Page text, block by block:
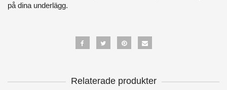
på dina underlägg.
Relaterade produkter